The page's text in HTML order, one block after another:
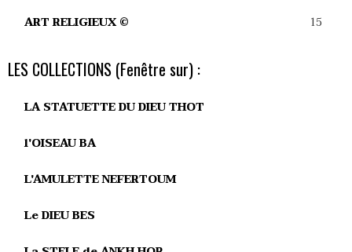
ART RELIGIEUX © 15
LES COLLECTIONS (Fenêtre sur) :
LA STATUETTE DU DIEU THOT
l'OISEAU BA
L'AMULETTE NEFERTOUM
Le DIEU BES